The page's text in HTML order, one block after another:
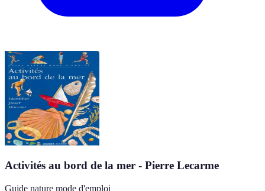
Activités au bord de la mer - Pierre Lecarme
Guide nature mode d'emploi